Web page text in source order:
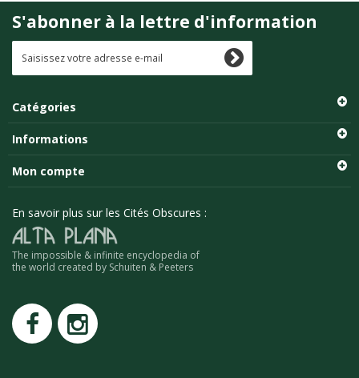
S'abonner à la lettre d'information
Catégories
Informations
Mon compte
En savoir plus sur les Cités Obscures :
The impossible & infinite encyclopedia of
the world created by Schuiten & Peeters